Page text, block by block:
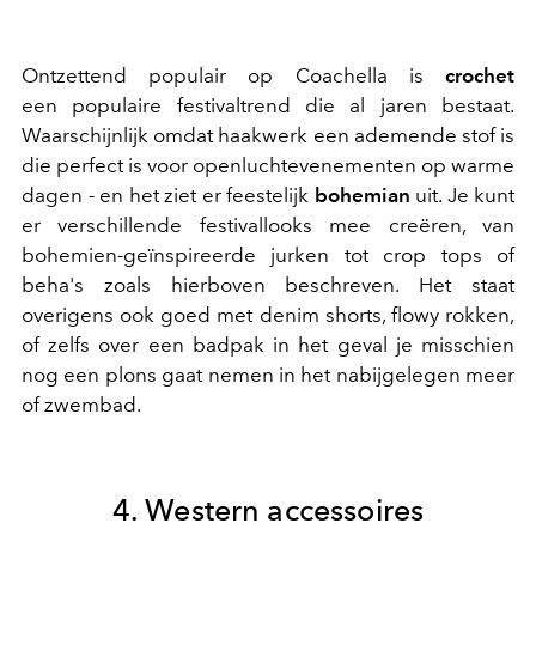
Ontzettend populair op Coachella is crochet
een populaire festivaltrend die al jaren bestaat.
Waarschijnlijk omdat haakwerk een ademende stof is
die perfect is voor openluchtevenementen op warme
dagen - en het ziet er feestelijk bohemian uit. Je kunt
er verschillende festivallooks mee creëren, van
bohemien-geïnspireerde jurken tot crop tops of
beha's zoals hierboven beschreven. Het staat
overigens ook goed met denim shorts, flowy rokken,
of zelfs over een badpak in het geval je misschien
nog een plons gaat nemen in het nabijgelegen meer
of zwembad.
4. Western accessoires